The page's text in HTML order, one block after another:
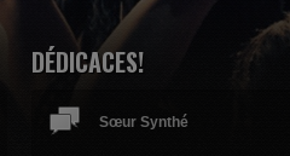
DÉDICACES!
Sœur Synthé
Madame Reverb